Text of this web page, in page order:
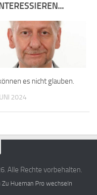
es nicht glauben.
2024
Alle Rechte vorbehalten.
Zu Hueman Pro wechseln